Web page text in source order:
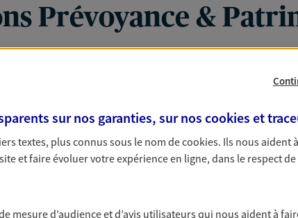
Prévoyance &
sur nos garanties, sur noscookies et
textes, plus connus sous le nom decookies. Ils nous aident
et faire évoluer votre expérience en ligne, dans le respect
mesure d’audience et d’avis utilisateurs qui nous aident à